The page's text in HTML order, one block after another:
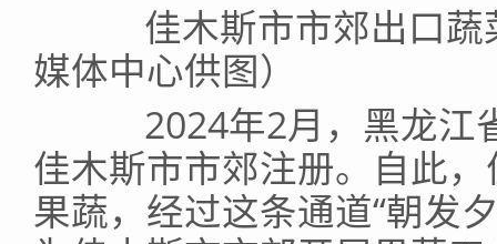
佳木斯市市郊出口蔬
媒体中心供图）
2024年2月，黑龙江
佳木斯市市郊注册。自此
果蔬，经过这条通道“朝发